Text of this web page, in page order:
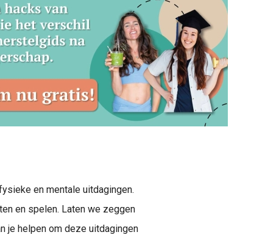
en mentale uitdagingen.
en spelen. Laten we zeggen
je helpen om deze uitdagingen